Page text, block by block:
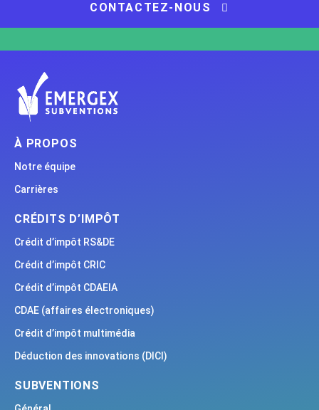
CONTACTEZ-NOUS
À PROPOS
Notre équipe
Carrières
CRÉDITS D’IMPÔT
Crédit d’impôt RS&DE
Crédit d’impôt CRIC
Crédit d’impôt CDAEIA
CDAE (affaires électroniques)
Crédit d’impôt multimédia
Déduction des innovations (DICI)
SUBVENTIONS